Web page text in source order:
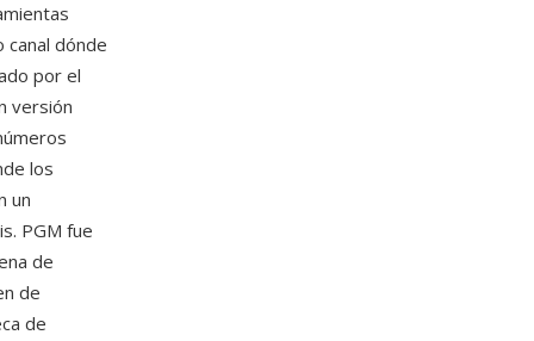
canal dónde
por el
versión
los
un
PGM fue
de
de
de